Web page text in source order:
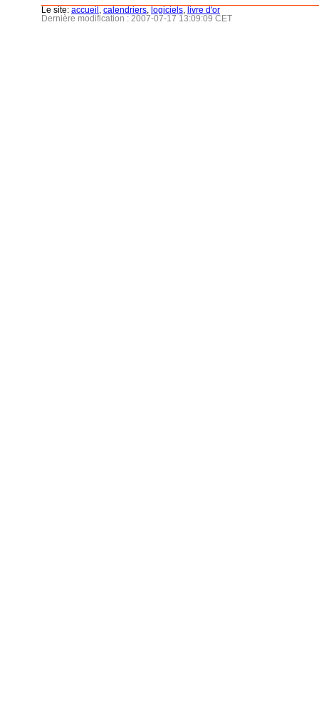
Le site: accueil calendriers logiciels
livre d'or
Dernière modification : 2007-07-17 13:09:09 CET